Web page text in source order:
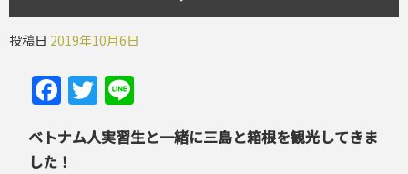
投稿日 2019年10月6日
Facebook
Twitter
ベトナム人実習生と一緒に三島と箱根を観光してきま
した！